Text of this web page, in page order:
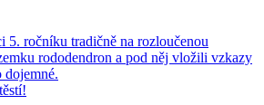
5. ročníku tradičně na rozloučenou
rododendron a pod něj vložili vzkazy